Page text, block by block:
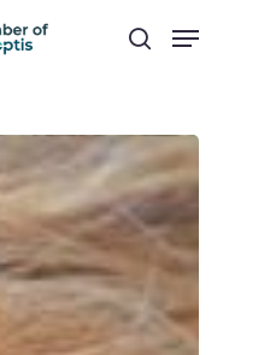
ESC to close